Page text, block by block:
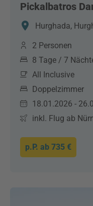
Pickalbatros
Hurghada,
2 Personen
8 Tage / 7
All Inclusive
Doppelzimmer
18.01.2026 -
inkl. Flug ab
p.P. ab 735 €